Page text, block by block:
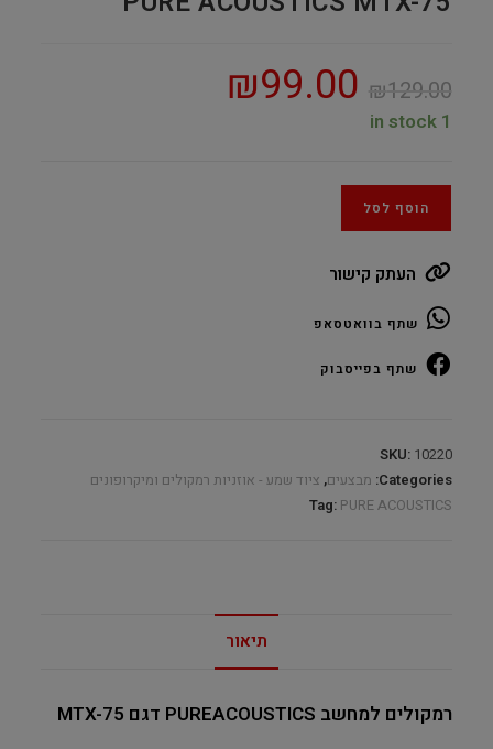
₪129.00
₪99.00
1 in stock
הוסף לסל
העתק קישור
שתף בוואטסאפ
שתף בפייסבוק
SKU: 10220
Categories: מבצעים, ציוד שמע - אוזניות רמקולים ומיקרופונים
Tag: PURE ACOUSTICS
תיאור
רמקולים למחשב PUREACOUSTICS דגם MTX-75